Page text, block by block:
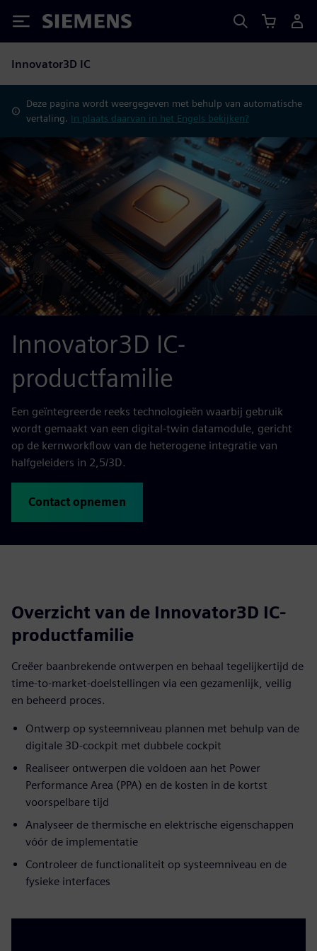
Siemens
Innovator3D IC
Deze pagina wordt weergegeven met behulp van automatische
vertaling. In plaats daarvan in het Engels bekijken?
Innovator3D IC-
productfamilie
Een geïntegreerde reeks technologieën waarbij gebruik
wordt gemaakt van een digital-twin datamodule, gericht
op de kernworkflow van de heterogene integratie van
halfgeleiders in 2,5/3D.
Contact opnemen
Overzicht van de Innovator3D IC-
productfamilie
Creëer baanbrekende ontwerpen en behaal tegelijkertijd de
time-to-market-doelstellingen via een gezamenlijk, veilig
en beheerd proces.
Ontwerp op systeemniveau plannen met behulp van de
digitale 3D-cockpit met dubbele cockpit
Realiseer ontwerpen die voldoen aan het Power
Performance Area (PPA) en de kosten in de kortst
voorspelbare tijd
Analyseer de thermische en elektrische eigenschappen
vóór de implementatie
Controleer de functionaliteit op systeemniveau en de
fysieke interfaces